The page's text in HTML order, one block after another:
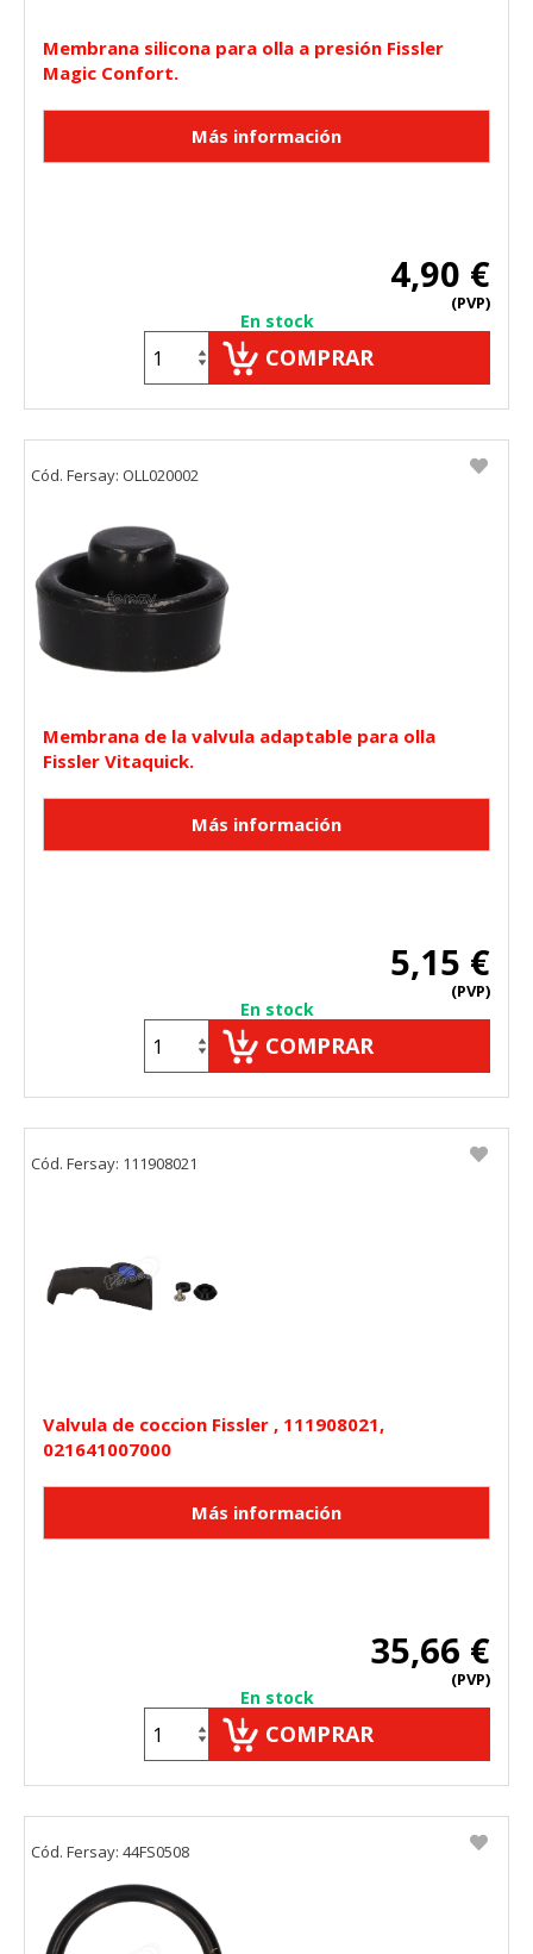
Membrana silicona para olla a presión Fissler
Magic Confort.
4,90 €
(PVP)
En stock
COMPRAR
Membrana de la valvula adaptable para olla
Fissler Vitaquick.
5,15 €
(PVP)
En stock
COMPRAR
Cód. Fersay: OLL020002
Valvula de coccion Fissler , 111908021,
021641007000
35,66 €
(PVP)
En stock
COMPRAR
Cód. Fersay: 111908021
Cód. Fersay: 44FS0508